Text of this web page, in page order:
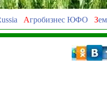
Агробизнес ЮФО З